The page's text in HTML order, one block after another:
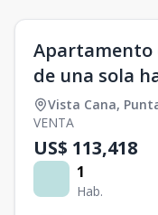
Apartamento
de una sola
Vista Cana,
VENTA
US$ 113,418
1
Hab.